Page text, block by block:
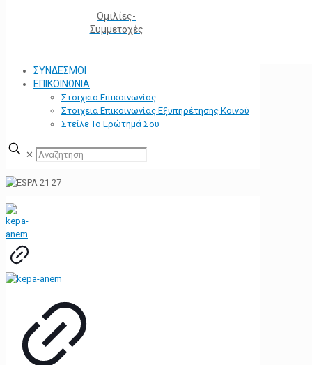
Ομιλίες-
Συμμετοχές
ΣΥΝΔΕΣΜΟΙ
ΕΠΙΚΟΙΝΩΝΙΑ
Στοιχεία Επικοινωνίας
Στοιχεία Επικοινωνίας Εξυπηρέτησης Κοινού
Στείλε Το Ερώτημά Σου
✕